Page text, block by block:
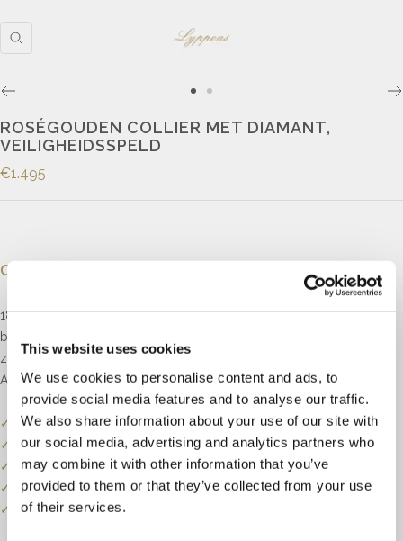
This website uses cookies
We use cookies to personalise content and ads, to
provide social media features and to analyse our traffic.
We also share information about your use of our site with
our social media, advertising and analytics partners who
may combine it with other information that you’ve
provided to them or that they’ve collected from your use
of their services.
ROSÉGOUDEN COLLIER MET DIAMANT,
VEILIGHEIDSSPELD
€1.495
Omschrijving
18kt roségouden collier met een veiligheidsspeld, gezet met
briljant geslepen diamant met een totaalgewicht van 0.04ct, kleur H,
zuiverheid VS.
Afmetingen veiligheidsspeld: 23 x 5mm
✓
Onze website dient als online etalage.
✓
Bel of mail ons voor de actuele voorraadstatus.
✓
Prijzen kunnen onderhevig zijn aan veranderingen.
✓
Een klein deel van onze collectie staat online.
✓
Bezoek onze winkel voor de volledige collectie.